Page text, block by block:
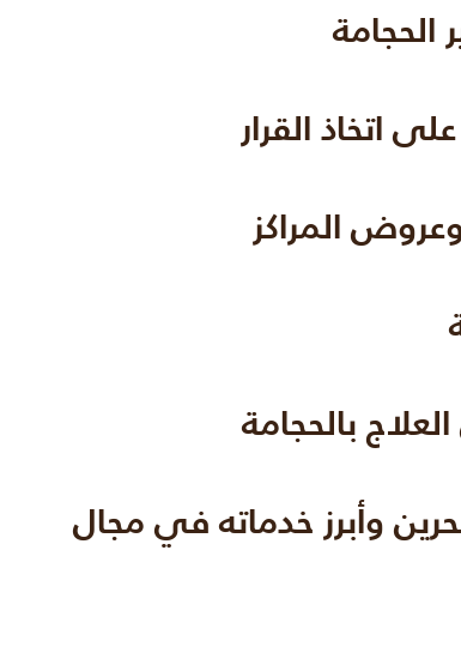
الحجامة
اتخاذ القرار
المراكز
بالحجامة
وأبرز خدماته في مجال